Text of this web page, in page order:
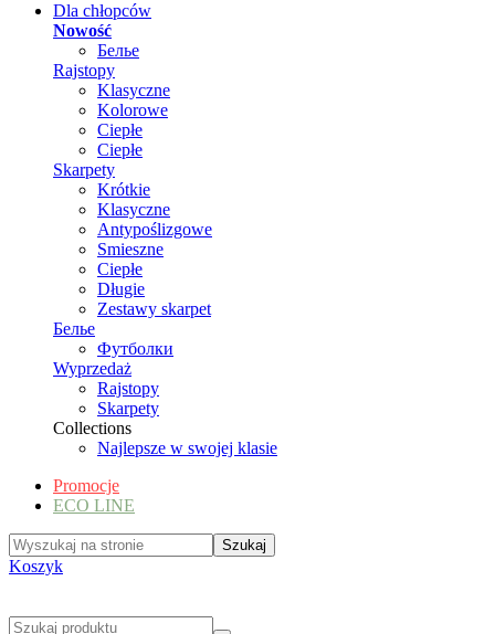
Dla chłopców
Nowość
Белье
Rajstopy
Klasyczne
Kolorowe
Ciepłe
Ciepłe
Skarpety
Krótkie
Klasyczne
Antypoślizgowe
Smieszne
Ciepłe
Długie
Zestawy skarpet
Белье
Футболки
Wyprzedaż
Rajstopy
Skarpety
Collections
Najlepsze w swojej klasie
Promocje
ECO LINE
Koszyk